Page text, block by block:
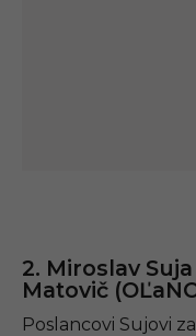
2. Miroslav
Matovič
Poslancovi Sujovi